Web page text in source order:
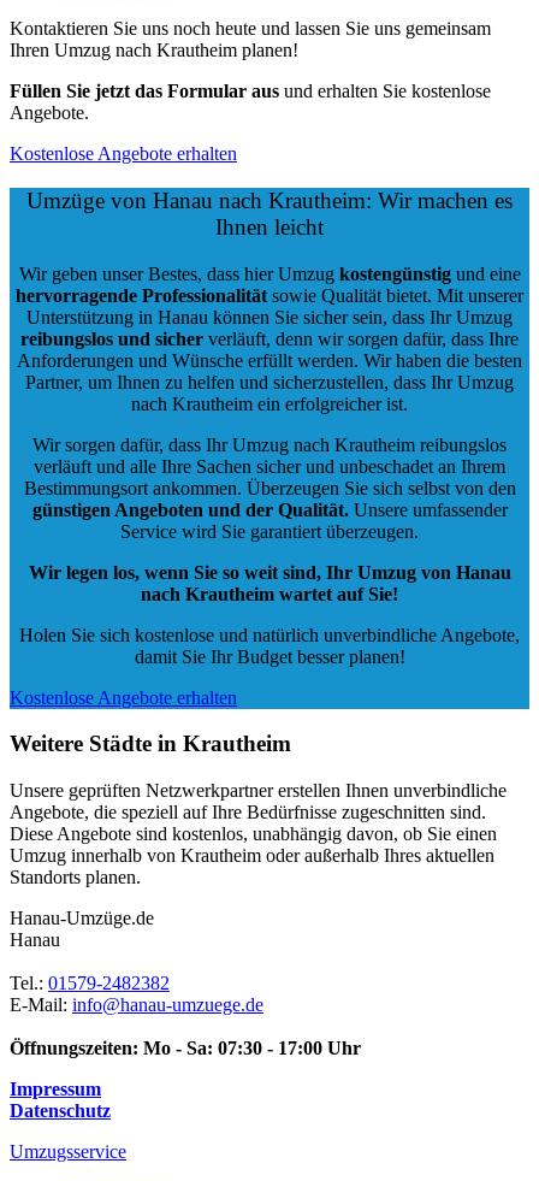
Kontaktieren Sie uns noch heute und lassen Sie uns gemeinsam
Ihren Umzug nach Krautheim planen!
Füllen Sie jetzt das Formular aus und erhalten Sie kostenlose
Angebote.
Kostenlose Angebote erhalten
Umzüge von Hanau nach Krautheim: Wir machen es
Ihnen leicht
Wir geben unser Bestes, dass hier Umzug kostengünstigund eine
hervorragende Professionalität sowie Qualität bietet. Mit unserer
Unterstützung in Hanau können Sie sicher sein, dass Ihr Umzug
reibungslos und sicher verläuft, denn wir sorgen dafür, dass Ihre
Anforderungen und Wünsche erfüllt werden. Wir haben die besten
Partner, um Ihnen zu helfen und sicherzustellen, dass Ihr Umzug
nach Krautheim ein erfolgreicher ist.
Wir sorgen dafür, dass Ihr Umzug nach Krautheim reibungslos
verläuft und alle Ihre Sachen sicher und unbeschadet an Ihrem
Bestimmungsort ankommen. Überzeugen Sie sich selbst von den
günstigen Angeboten und der Qualität.Unsere umfassender
Service wird Sie garantiert überzeugen.
Wir legen los, wenn Sie so weit sind, Ihr Umzug von Hanau
nach Krautheim wartet auf Sie!
Holen Sie sich kostenlose und natürlich unverbindliche Angebote,
damit Sie Ihr Budget besser planen!
Kostenlose Angebote erhalten
Weitere Städte in Krautheim
Unsere geprüften Netzwerkpartner erstellen Ihnen unverbindliche
Angebote, die speziell auf Ihre Bedürfnisse zugeschnitten sind.
Diese Angebote sind kostenlos, unabhängig davon, ob Sie einen
Umzug innerhalb von Krautheim oder außerhalb Ihres aktuellen
Standorts planen.
Hanau-Umzüge.de
Hanau
Tel.: 01579-2482382
E-Mail: info@hanau-umzuege.de
Öffnungszeiten: Mo - Sa: 07:30 - 17:00 Uhr
Impressum
Datenschutz
Umzugsservice